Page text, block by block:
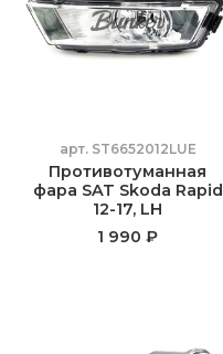
арт. ST6652012LUE
Противотуманная
фара SAT Skoda Rapid
12-17, LH
1 990 ₽